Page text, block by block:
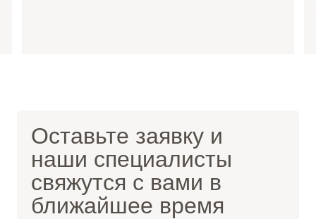
Оставьте заявку и
наши специалисты
свяжутся с вами в
ближайшее время